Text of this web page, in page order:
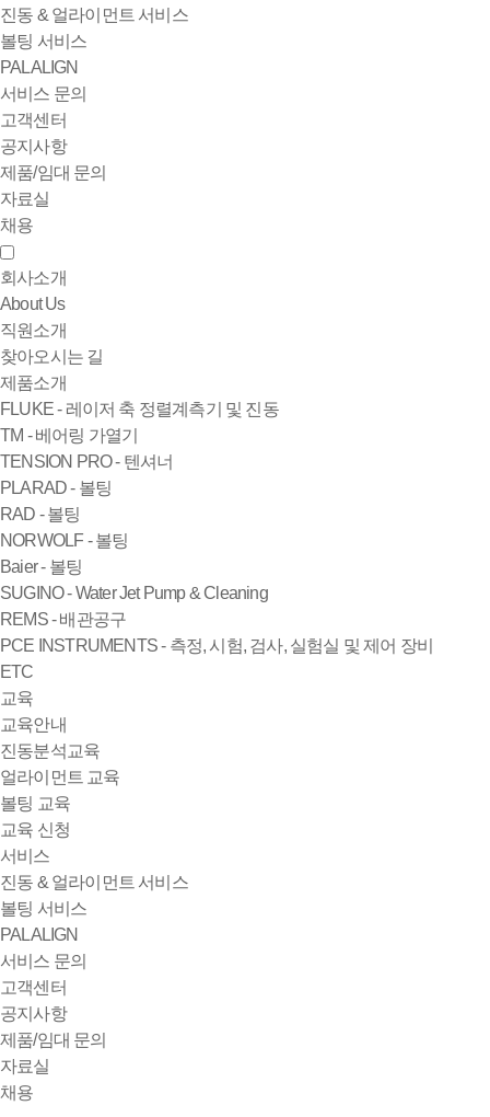
진동 & 얼라이먼트 서비스
볼팅 서비스
PALALIGN
서비스 문의
고객센터
공지사항
제품/임대 문의
자료실
채용
회사소개
About Us
직원소개
찾아오시는 길
제품소개
FLUKE - 레이저 축 정렬계측기 및 진동
TM - 베어링 가열기
TENSION PRO - 텐셔너
PLARAD - 볼팅
RAD - 볼팅
NORWOLF - 볼팅
Baier - 볼팅
SUGINO - Water Jet Pump & Cleaning
REMS - 배관공구
PCE INSTRUMENTS - 측정, 시험, 검사, 실험실 및 제어 장비
ETC
교육
교육안내
진동분석교육
얼라이먼트 교육
볼팅 교육
교육 신청
서비스
진동 & 얼라이먼트 서비스
볼팅 서비스
PALALIGN
서비스 문의
고객센터
공지사항
제품/임대 문의
자료실
채용